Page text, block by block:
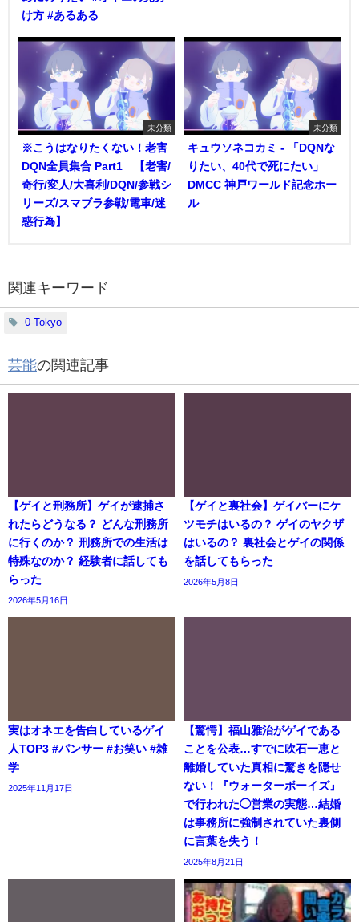
け方 #あるある
未分類
※こうはなりたくない！老害
DQN全員集合 Part1 【老害/
奇行/変人/大喜利/DQN/参戦シ
リーズ/スマブラ参戦/電車/迷
惑行為】
未分類
キュウソネコカミ - 「DQNな
りたい、40代で死にたい」
DMCC 神戸ワールド記念ホー
ル
関連キーワード
-0-Tokyo
芸能の関連記事
【ゲイと刑務所】ゲイが逮捕さ
れたらどうなる？ どんな刑務所
に行くのか？ 刑務所での生活は
特殊なのか？ 経験者に話しても
らった
2026年5月16日
【ゲイと裏社会】ゲイバーにケ
ツモチはいるの？ ゲイのヤクザ
はいるの？ 裏社会とゲイの関係
を話してもらった
2026年5月8日
実はオネエを告白しているゲイ
人TOP3 #パンサー #お笑い #雑
学
2025年11月17日
【驚愕】福山雅治がゲイである
ことを公表…すでに吹石一恵と
離婚していた真相に驚きを隠せ
ない！『ウォーターボーイズ』
で行われた◯営業の実態…結婚
は事務所に強制されていた裏側
に言葉を失う！
2025年8月21日